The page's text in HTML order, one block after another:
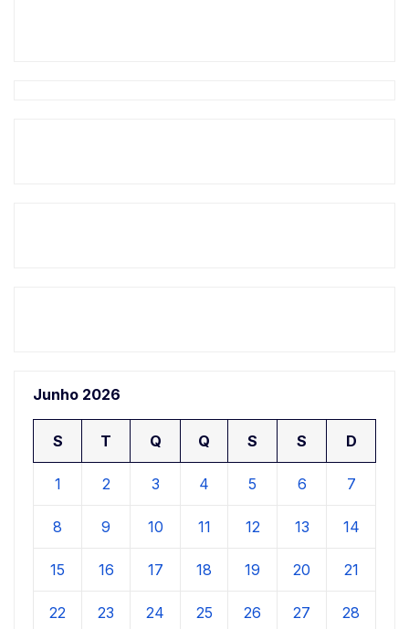
Junho 2026
S T Q Q S S D
1 2 3 4 5 6 7
8 9 10 11 12 13 14
15 16 17 18 19 20 21
22 23 24 25 26 27 28